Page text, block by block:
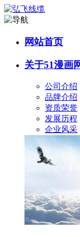
网站首页
关于51漫画
公司介绍
品牌介绍
资质荣誉
发展历程
企业风采